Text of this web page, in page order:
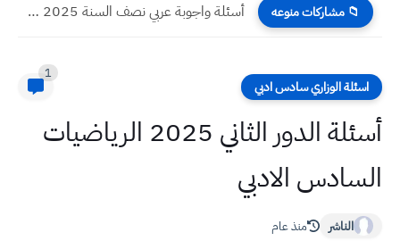
📁 مشاركات منوعه أسئلة واجوبة عربي نصف السنة 2025 ثاني متوسط
اسئلة الوزاري سادس ادبي
1
أسئلة الدور الثاني 2025 الرياضيات
السادس الادبي
الناشر منذ عام